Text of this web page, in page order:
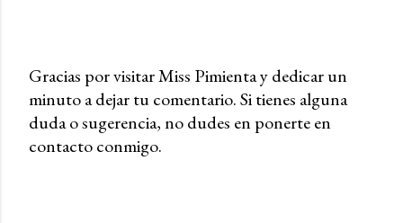
P
u
b
Gracias por visitar Miss Pimienta y dedicar un
minuto a dejar tu comentario. Si tienes alguna
duda o sugerencia, no dudes en ponerte en
contacto conmigo.